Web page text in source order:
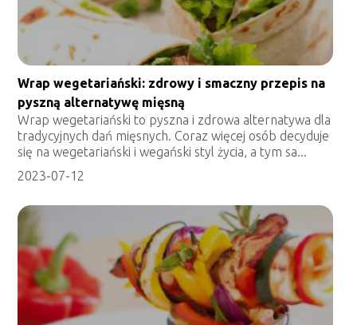
Wrap wegetariański: zdrowy i smaczny przepis na
pyszną alternatywę mięsną
Wrap wegetariański to pyszna i zdrowa alternatywa dla
tradycyjnych dań mięsnych. Coraz więcej osób decyduje
się na wegetariański i wegański styl życia, a tym sa...
2023-07-12